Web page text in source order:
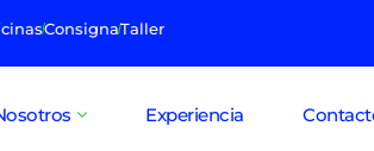
ConsignaTaller
Experiencia